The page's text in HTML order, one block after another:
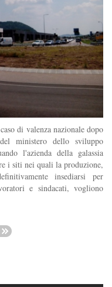
di valenza nazionale dopo
ministero dello sviluppo
l'azienda della galassia
i siti nei quali la produzione,
insediarsi per
e sindacati, vogliono